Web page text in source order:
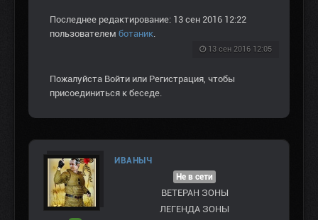
Последнее редактирование: 13 сен 2016 12:22
пользователем ботаник
13 сен 2016 12:05
Пожалуйста Войти или Регистрация , чтобы
присоединиться к беседе.
ИВАНЫЧ
Не в сети
ВЕТЕРАН ЗOНЫ
ЛЕГЕНДА ЗОНЫ